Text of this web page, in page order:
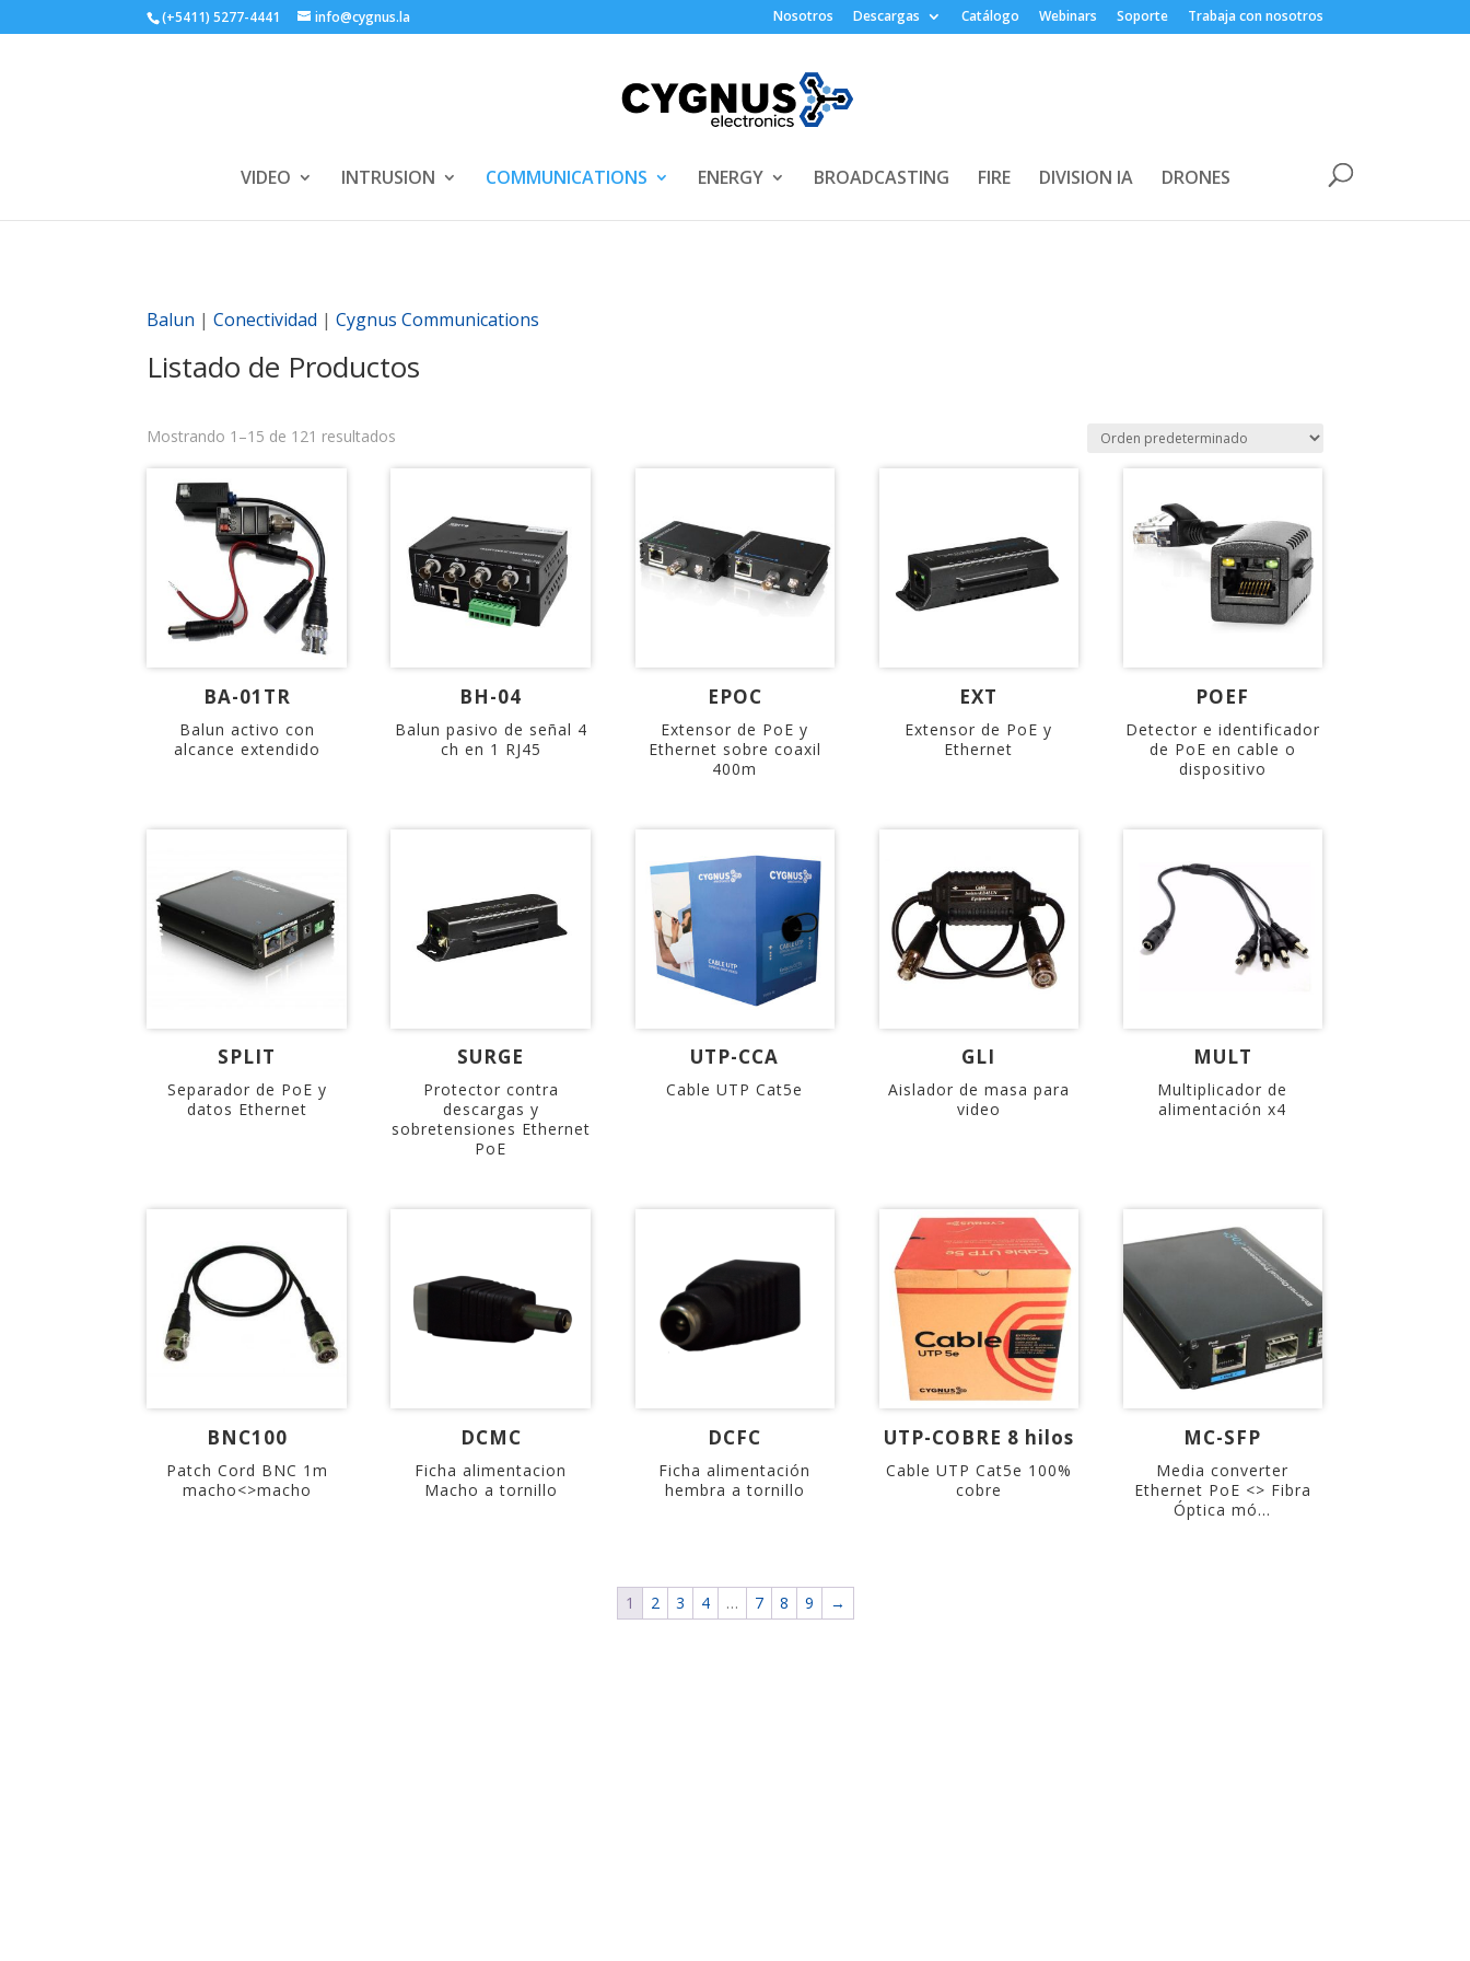
(+5411) 5277-4441 info@cygnus.la Nosotros Descargas Catálogo Webinars Soporte Trabaja con nosotros
VIDEO INTRUSION COMMUNICATIONS ENERGY BROADCASTING FIRE DIVISION IA DRONES
Balun |Conectividad |Cygnus Communications
Listado de Productos
Mostrando 1–15 de 121 resultados
BA-01TR
Balun activo con
alcance extendido
BH-04
Balun pasivo de señal 4
ch en 1 RJ45
EPOC
Extensor de PoE y
Ethernet sobre coaxil
400m
EXT
Extensor de PoE y
Ethernet
POEF
Detector e identificador
de PoE en cable o
dispositivo
SPLIT
Separador de PoE y
datos Ethernet
SURGE
Protector contra
descargas y
sobretensiones Ethernet
PoE
UTP-CCA
Cable UTP Cat5e
GLI
Aislador de masa para
video
MULT
Multiplicador de
alimentación x4
BNC100
Patch Cord BNC 1m
macho<>macho
DCMC
Ficha alimentacion
Macho a tornillo
DCFC
Ficha alimentación
hembra a tornillo
UTP-COBRE 8 hilos
Cable UTP Cat5e 100%
cobre
MC-SFP
Media converter
Ethernet PoE <> Fibra
Óptica mó...
1 2 3 4 … 7 8 9 →